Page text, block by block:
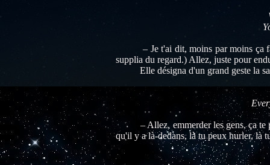
– Je t'ai dit, moins par moins ça fait
supplia du regard.) Allez, juste pour
Elle désigna d'un grand geste la
– Allez, emmerder les gens, ça te
qu'il y a là-dedans, là tu peux hurler, là